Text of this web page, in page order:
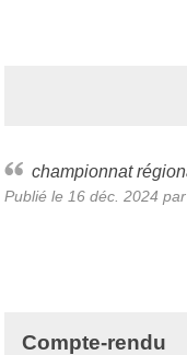
championnat
Publié le 16 déc. 2024
Compte-rendu